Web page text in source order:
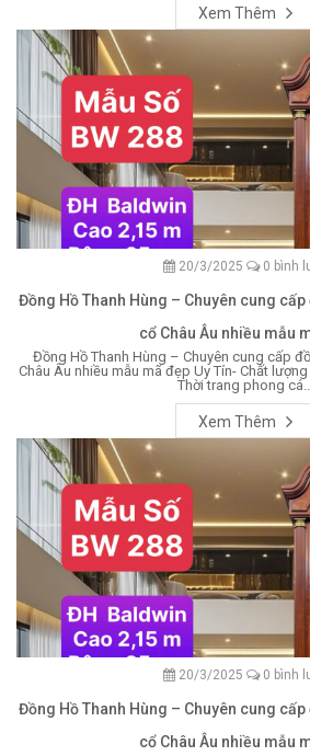
Xem Thêm
20/3/2025 0 bình
Đồng Hồ Thanh Hùng – Chuyên cung
cổ Châu Âu nhiều mẫu
Đồng Hồ Thanh Hùng – Chuyên cung cấp
Châu Âu nhiều mẫu mã đẹp Uy Tín- Chất
Thời trang phong
Xem Thêm
20/3/2025 0 bình
Đồng Hồ Thanh Hùng – Chuyên cung
cổ Châu Âu nhiều mẫu